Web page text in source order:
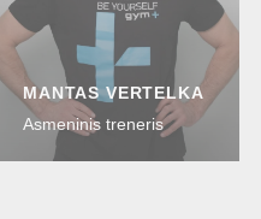
MANTAS VERTELKA
Asmeninis treneris